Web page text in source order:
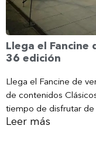
Llega el Fancine
36 edición
Llega el Fancine de
de contenidos
tiempo de disfrutar de
Leer más